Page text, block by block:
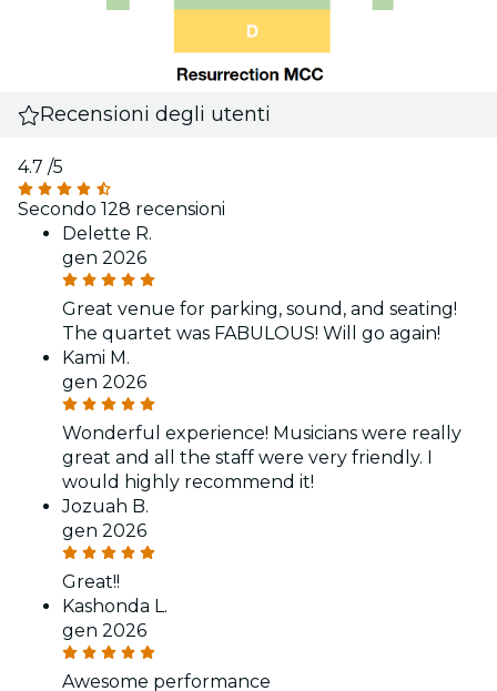
Recensioni degli utenti
4.7 /5
Secondo 128 recensioni
Delette R.
gen 2026
Great venue for parking, sound, and seating!
The quartet was FABULOUS! Will go again!
Kami M.
gen 2026
Wonderful experience! Musicians were really
great and all the staff were very friendly. I
would highly recommend it!
Jozuah B.
gen 2026
Great!!
Kashonda L.
gen 2026
Awesome performance